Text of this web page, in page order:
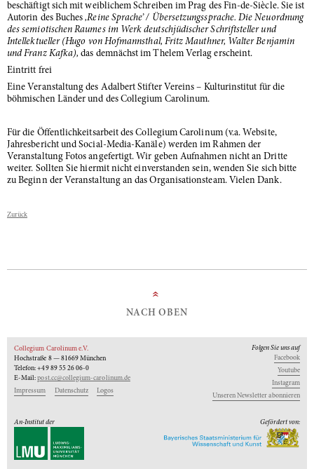
beschäftigt sich mit weiblichem Schreiben im Prag des Fin-de-Siècle. Sie ist
Autorin des Buches‚Reine Sprache’ / Übersetzungssprache. Die Neuordnung
des semiotischen Raumes im Werk deutschjüdischer Schriftsteller und
Intellektueller (Hugo von Hofmannsthal, Fritz Mauthner, Walter Benjamin
und Franz Kafka),das demnächst im Thelem Verlag erscheint.
Eintritt frei
Eine Veranstaltung des Adalbert Stifter Vereins – Kulturinstitut für die
böhmischen Länder und des Collegium Carolinum.
Für die Öffentlichkeitsarbeit des Collegium Carolinum (v.a. Website,
Jahresbericht und Social-Media-Kanäle) werden im Rahmen der
Veranstaltung Fotos angefertigt. Wir geben Aufnahmen nicht an Dritte
weiter. Sollten Sie hiermit nicht einverstanden sein, wenden Sie sich bitte
zu Beginn der Veranstaltung an das Organisationsteam. Vielen Dank.
Zurück
»
NACH OBEN
Collegium Carolinum e.V.
Hochstraße 8 — 81669 München
Telefon: +49 89 55 26 06-0
E-Mail:post.cc@collegium-carolinum.de
Impressum
Datenschutz Logos
Folgen Sie uns auf
Facebook
Youtube
Instagram
Unseren Newsletter abonnieren
An-Institut der Gefördert von: